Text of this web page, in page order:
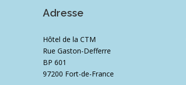
Adresse
Hôtel de la CTM
Rue Gaston-Defferre
BP 601
97200 Fort-de-France